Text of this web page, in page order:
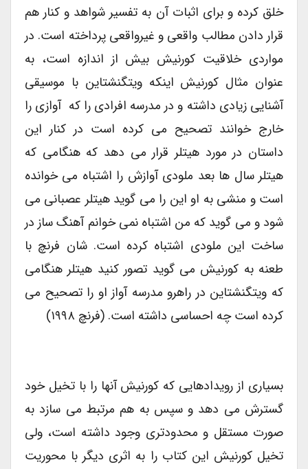
خلق کرده و برای اثبات آن به تفسیر شواهد و کنار هم
قرار دادن مطالب واقعی و غیرواقعی پرداخته است. در
مواردی خلاقیت کورنیش بیش از اندازه است، به
عنوان مثال کورنیش اینکه ویتگنشتاین با موسیقی
آشنایی زیادی داشته و در مدرسه افرادی را که آوازی را
خارج خوانند تصحیح می کرده است در کنار این
داستان در مورد هیتلر قرار می دهد که هنگامی که
هیتلر سال ها بعد ملودی آوازش را اشتباه می خوانده
است و منشی به او این را می گوید هیتلر عصبانی می
شود و می گوید که من اشتباه نمی خوانم آهنگ ساز در
ساخت این ملودی اشتباه کرده است. شان فرنچ با
طعنه به کورنیش می گوید تصور کنید هیتلر هنگامی
که ویتگنشتاین در راهرو مدرسه آواز او را تصحیح می
کرده است چه احساسی داشته است. (فرنچ ۱۹۹۸)
بسیاری از رویدادهایی که کورنیش آنها را با تخیل خود
گسترش می دهد و سپس به هم مرتبط می سازد به
صورت مستقل و محدودتری وجود داشته است، ولی
تخیل کورنیش این کتاب را به اثری دیگر با محوریت